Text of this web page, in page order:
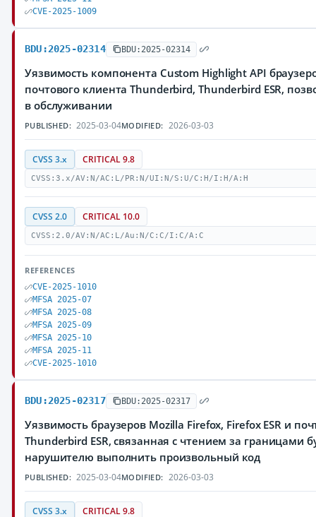
CVE-2025-1009
BDU:2025-02314 BDU:2025-02314
Уязвимость компонента Custom Highlight API
почтового клиента Thunderbird, Thunderbird ESR,
в обслуживании
PUBLISHED: 2025-03-04MODIFIED: 2026-03-03
CVSS 3.x CRITICAL 9.8
CVSS:3.x/AV:N/AC:L/PR:N/UI:N/S:U/C:H/I:H/A:H
CVSS 2.0 CRITICAL 10.0
CVSS:2.0/AV:N/AC:L/Au:N/C:C/I:C/A:C
REFERENCES
CVE-2025-1010
MFSA 2025-07
MFSA 2025-08
MFSA 2025-09
MFSA 2025-10
MFSA 2025-11
CVE-2025-1010
BDU:2025-02317 BDU:2025-02317
Уязвимость браузеров Mozilla Firefox, Firefox ESR и
Thunderbird ESR, связанная с чтением за
нарушителю выполнить произвольный код
PUBLISHED: 2025-03-04MODIFIED: 2026-03-03
CVSS 3.x CRITICAL 9.8